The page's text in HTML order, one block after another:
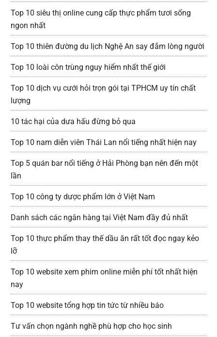
Top 10 siêu thị online cung cấp thực phẩm tươi sống
ngon nhất
Top 10 thiên đường du lịch Nghệ An say đắm lòng người
Top 10 loài côn trùng nguy hiểm nhất thế giới
Top 10 dịch vụ cưới hỏi trọn gói tại TPHCM uy tín chất
lượng
10 tác hại của dưa hấu đừng bỏ qua
Top 10 nam diễn viên Thái Lan nổi tiếng nhất hiện nay
Top 5 quán bar nổi tiếng ở Hải Phòng bạn nên đến một
lần
Top 10 công ty dược phẩm lớn ở Việt Nam
Danh sách các ngân hàng tại Việt Nam đầy đủ nhất
Top 10 thực phẩm thay thế dầu ăn rất tốt đọc ngay kẻo
lỡ
Top 10 website xem phim online miễn phí tốt nhất hiện
nay
Top 10 website tổng hợp tin tức từ nhiều báo
Tư vấn chọn ngành nghề phù hợp cho học sinh